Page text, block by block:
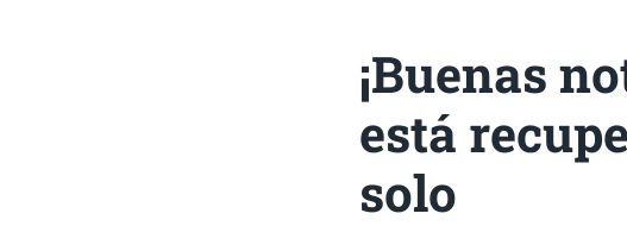
¡Buenas
está
solo